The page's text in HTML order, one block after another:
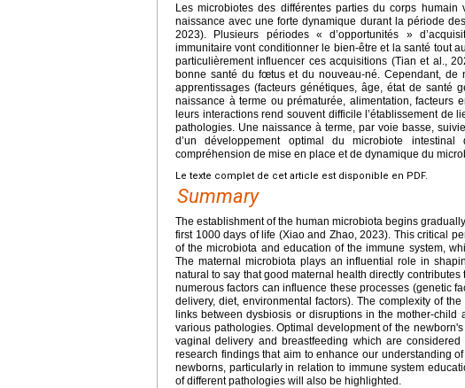
Les microbiotes des différentes parties du corps
naissance avec une forte dynamique durant la période
2023). Plusieurs périodes « d’opportunités »
immunitaire vont conditionner le bien-être et la santé tout
particulièrement influencer ces acquisitions (Tian et al.,
bonne santé du fœtus et du nouveau-né. Cependant, de
apprentissages (facteurs génétiques, âge, état de santé
naissance à terme ou prématurée, alimentation, facteurs
leurs interactions rend souvent difficile l’établissement de
pathologies. Une naissance à terme, par voie basse,
d’un développement optimal du microbiote
compréhension de mise en place et de dynamique du
Le texte complet de cet article est disponible en PDF.
Summary
The establishment of the human microbiota begins
first 1000 days of life (Xiao and Zhao, 2023). This critical
of the microbiota and education of the immune system,
The maternal microbiota plays an influential role in
natural to say that good maternal health directly
numerous factors can influence these processes (genetic
delivery, diet, environmental factors). The complexity of
links between dysbiosis or disruptions in the mother-
various pathologies. Optimal development of the
vaginal delivery and breastfeeding which are
research findings that aim to enhance our understanding
newborns, particularly in relation to immune system
of different pathologies will also be highlighted.